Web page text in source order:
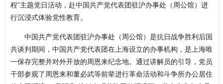
程”主题党日活动，赴中国共产党代表团驻沪办事处（周公馆）进
行沉浸式体验党性教育。
中国共产党代表团驻沪办事处（周公馆）是抗日战争胜利后国
共谈判期间，中国共产党代表团在上海设立的办事机构，是上海唯
一保存完整并对外开放的周恩来纪念地。通过讲解员的引导，党员
干部参观了周恩来和董必武等前辈进行革命活动和斗争所办公居住